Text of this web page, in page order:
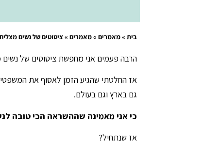
בית »מאמרים »מאמרים »ציטוטים של נשים
הרבה פעמים אני מחפשת ציטוטים של
אז החלטתי שהגיע הזמן לאסוף את
גם בארץ וגם בעולם.
כי אני מאמינה שההשראה הכי טובה
אז שנתחיל?